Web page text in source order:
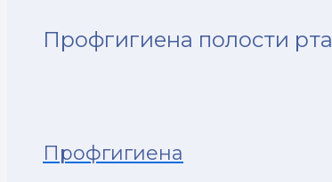
Профгигиена полости рта
Профгигиена